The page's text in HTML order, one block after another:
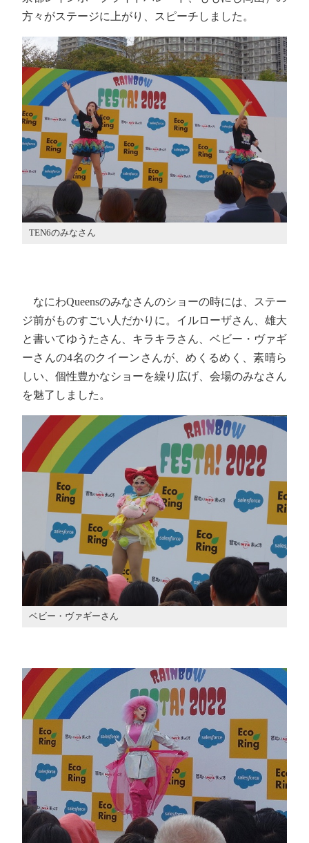
方々がステージに上がり、スピーチしました。
TEN6のみなさん
なにわQueensのみなさんのショーの時には、ステー
ジ前がものすごい人だかりに。イルローザさん、雄大
と書いてゆうたさん、キラキラさん、ベビー・ヴァギ
ーさんの4名のクイーンさんが、めくるめく、素晴ら
しい、個性豊かなショーを繰り広げ、会場のみなさん
を魅了しました。
ベビー・ヴァギーさん